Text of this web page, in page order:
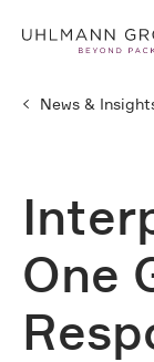
News &
One